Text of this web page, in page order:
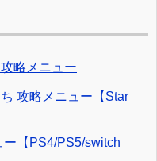
略メニュー
攻略メニュー【Star
【PS4/PS5/switch